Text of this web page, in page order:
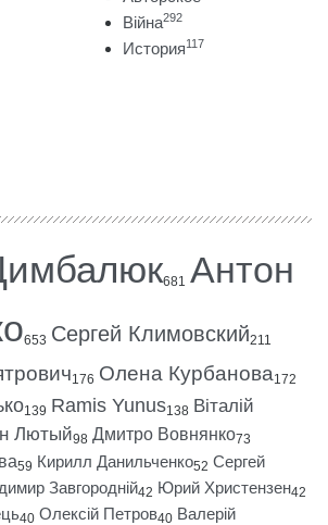
Війна292
История117
681 Антон
653 Сергей Климовский211
176 Олена Курбанова172
139 Ramis Yunus138 Віталій
Лютый98 Дмитро Вовнянко73
59 Кирилл Данильченко52 Сергей
Завгородній42 Юрий Христензен42
40 Олексій Петров40 Валерій